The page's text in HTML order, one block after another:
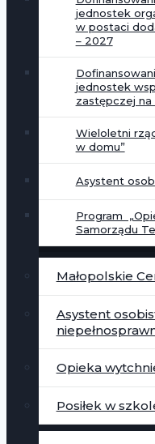
jednostek
w postaci
– 2027
jednostek
zastępczej
Wieloletni
w domu”
Asystent
Program
Samorządu
Małopolskie
Asystent
Opieka
Posiłek w